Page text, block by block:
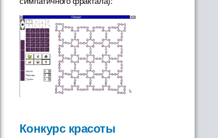
Конкурс красоты